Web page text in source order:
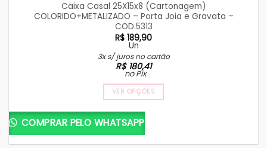
Caixa Casal 25X15x8 (Cartonagem)
COLORIDO+METALIZADO – Porta Joia e Gravata –
COD.5313
R$ 189,90
Un
3x s/ juros no cartão
R$180,41
no Pix
VER OPÇÕES
COMPRAR PELO WHATSAPP